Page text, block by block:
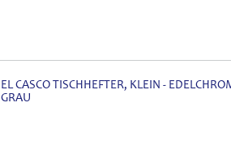
EL CASCO TISCHHEFTER, KLEIN -
GRAU